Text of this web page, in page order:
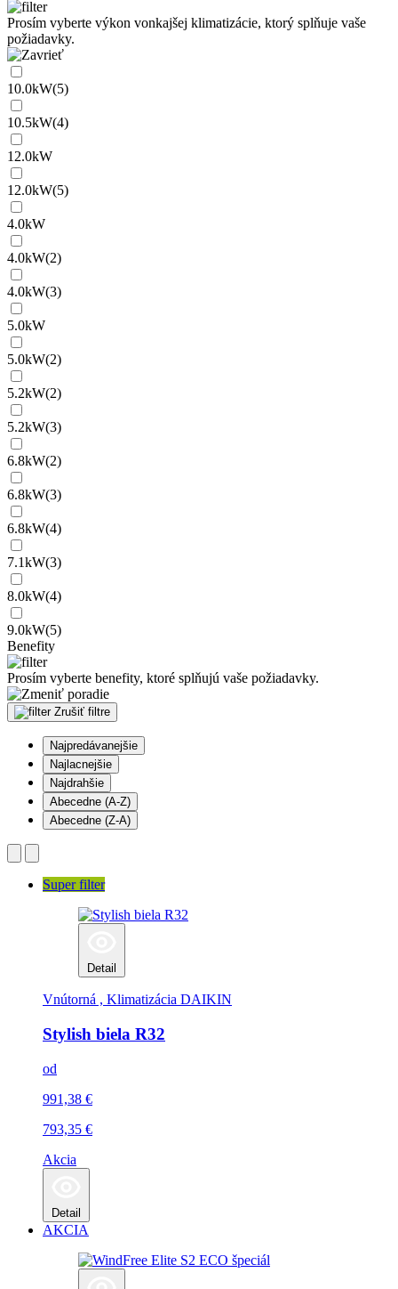
Prosím vyberte výkon vonkajšej klimatizácie, ktorý splňuje vaše
požiadavky.
10.0kW(5)
10.5kW(4)
12.0kW
12.0kW(5)
4.0kW
4.0kW(2)
4.0kW(3)
5.0kW
5.0kW(2)
5.2kW(2)
5.2kW(3)
6.8kW(2)
6.8kW(3)
6.8kW(4)
7.1kW(3)
8.0kW(4)
9.0kW(5)
Benefity
Prosím vyberte benefity, ktoré splňujú vaše požiadavky.
Zrušiť filtre
Najpredávanejšie
Najlacnejšie
Najdrahšie
Abecedne (A-Z)
Abecedne (Z-A)
Super filter
Detail
Vnútorná , Klimatizácia DAIKIN
Stylish biela R32
od
991,38 €
793,35 €
Akcia
Detail
AKCIA